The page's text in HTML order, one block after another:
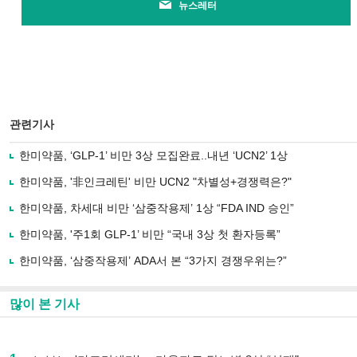
뉴스레터
관련기사
한미약품, ‘GLP-1’ 비만 3상 모집완료..내년 ‘UCN2’ 1상
한미약품, '非인크레틴' 비만 UCN2 "차별성+경쟁력은?"
한미약품, 차세대 비만 ‘삼중작용제’ 1상 “FDA IND 승인”
한미약품, '주1회 GLP-1’ 비만 “국내 3상 첫 환자등록”
한미약품, ‘삼중작용제’ ADA서 본 “3가지 경쟁우위는?”
많이 본 기사